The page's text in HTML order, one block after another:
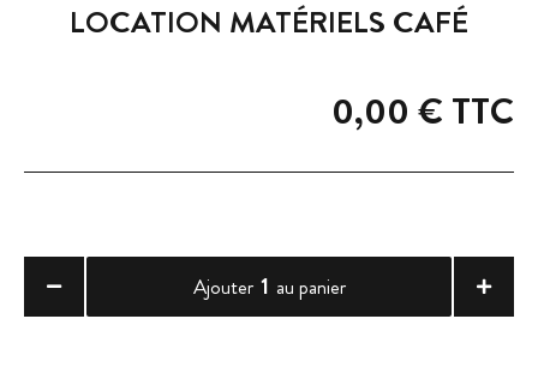
LOCATION MATÉRIELS CAFÉ
0,00 € TTC
Ajouter 1 au panier